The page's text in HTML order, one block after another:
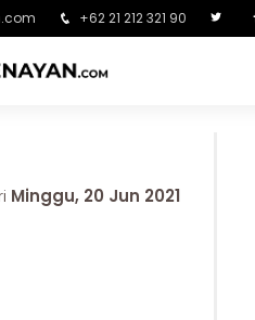
+62 21 212 321 90
Minggu, 20 Jun 2021